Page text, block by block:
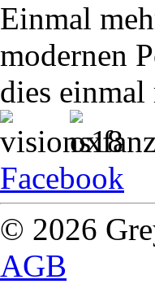
Einmal
modernen
dies
Facebook
© 2026
AGB